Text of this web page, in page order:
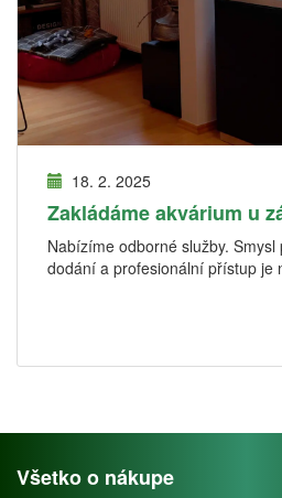
18. 2. 2025
Zakládáme akvárium u
Nabízíme odborné služby.
dodání a profesionální přístup je
Všetko o nákupe